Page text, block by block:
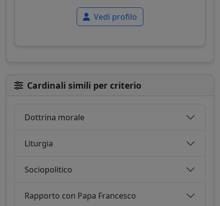
Vedi profilo
Cardinali simili per criterio
Dottrina morale
Liturgia
Sociopolitico
Rapporto con Papa Francesco